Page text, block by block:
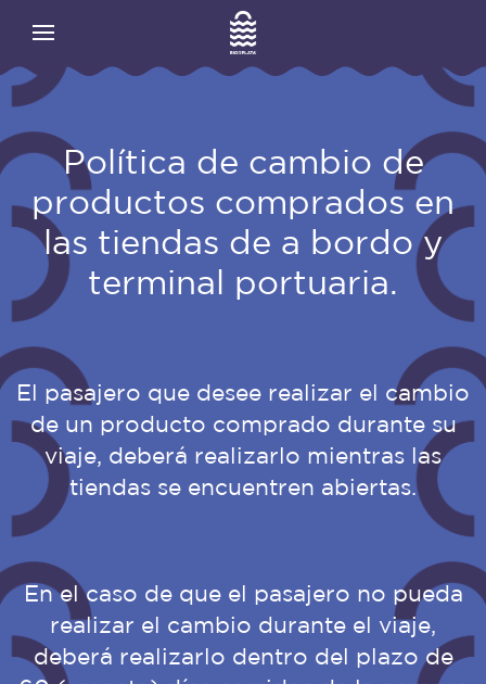
Política de cambio de
productos comprados en
las tiendas de a bordo y
terminal portuaria.
El pasajero que desee realizar el cambio
de un producto comprado durante su
viaje, deberá realizarlo mientras las
tiendas se encuentren abiertas.
En el caso de que el pasajero no pueda
realizar el cambio durante el viaje,
deberá realizarlo dentro del plazo de